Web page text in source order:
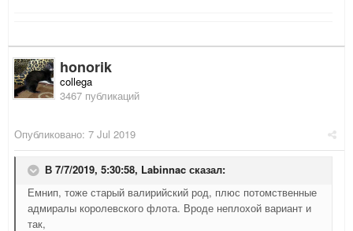
honorik
collega
3467 публикаций
Опубликовано: 7 Jul 2019
В 7/7/2019, 5:30:58, Labinnac сказал:
Емнип, тоже старый валирийский род, плюс потомственные
адмиралы королевского флота. Вроде неплохой вариант и
так,